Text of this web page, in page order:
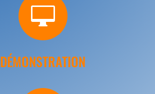

DÉMONSTRATION